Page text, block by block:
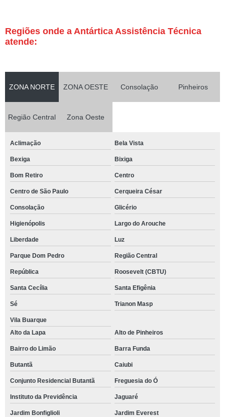
Regiões onde a Antártica Assistência Técnica
atende:
ZONA NORTE ZONA OESTE Consolação Pinheiros
Região Central Zona Oeste
Aclimação Bela Vista
Bexiga Bixiga
Bom Retiro Centro
Centro de São Paulo Cerqueira César
Consolação Glicério
Higienópolis Largo do Arouche
Liberdade Luz
Parque Dom Pedro Região Central
República Roosevelt (CBTU)
Santa Cecília Santa Efigênia
Sé Trianon Masp
Vila Buarque
Alto da Lapa
Alto de Pinheiros
Bairro do Limão Barra Funda
Butantã Caiubi
Conjunto Residencial Butantã Freguesia do Ó
Instituto da Previdência Jaguaré
Jardim Bonfiglioli Jardim Everest